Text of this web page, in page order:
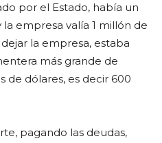
por el Estado, había un
empresa valía 1 millón de
la empresa, estaba
más grande de
de dólares, es decir 600
pagando las deudas,